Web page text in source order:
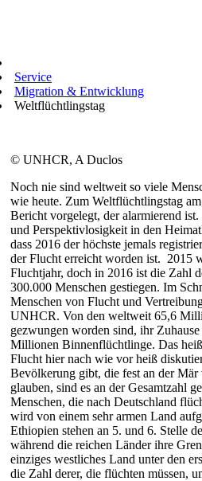
Service
Migration & Entwicklung
Weltflüchtlingstag
© UNHCR, A Duclos
Noch nie sind weltweit so viele
wie heute. Zum Weltflüchtlingstag
Bericht vorgelegt, der alarmierend
und Perspektivlosigkeit in den
dass 2016 der höchste jemals
der Flucht erreicht worden ist. 2015
Fluchtjahr, doch in 2016 ist die Zahl
300.000 Menschen gestiegen. Im
Menschen von Flucht und
UNHCR. Von den weltweit 65,6
gezwungen worden sind, ihr
Millionen Binnenflüchtlinge. Das
Flucht hier nach wie vor heiß
Bevölkerung gibt, die fest an der Mär
glauben, sind es an der Gesamtzahl
Menschen, die nach Deutschland
wird von einem sehr armen Land
Ethiopien stehen an 5. und 6. Stelle
während die reichen Länder ihre
einziges westliches Land unter den
die Zahl derer, die flüchten müssen,